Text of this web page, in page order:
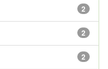
2
2
2